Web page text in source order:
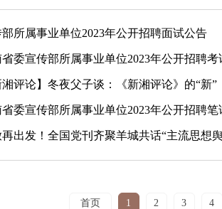
所属事业单位2023年公开招聘面试公告
委宣传部所属事业单位2023年公开招聘
湘评论】冬夜父子谈：《新湘评论》的“新”
委宣传部所属事业单位2023年公开招聘
出发！全国党刊齐聚羊城共话“主流思想
首页 1 2 3 4